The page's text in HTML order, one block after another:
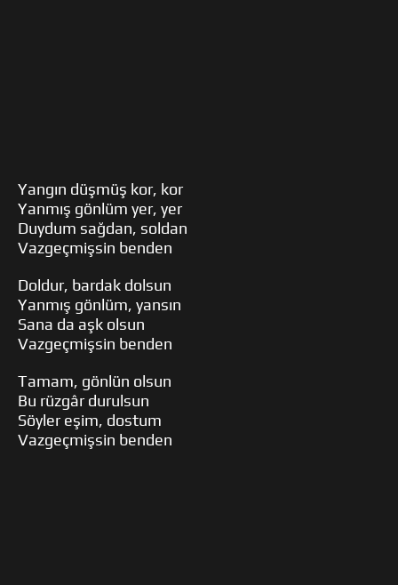
Yangın düşmüş kor, kor
Yanmış gönlüm yer, yer
Duydum sağdan, soldan
Vazgeçmişsin benden
Doldur, bardak dolsun
Yanmış gönlüm, yansın
Sana da aşk olsun
Vazgeçmişsin benden
Tamam, gönlün olsun
Bu rüzgâr durulsun
Söyler eşim, dostum
Vazgeçmişsin benden